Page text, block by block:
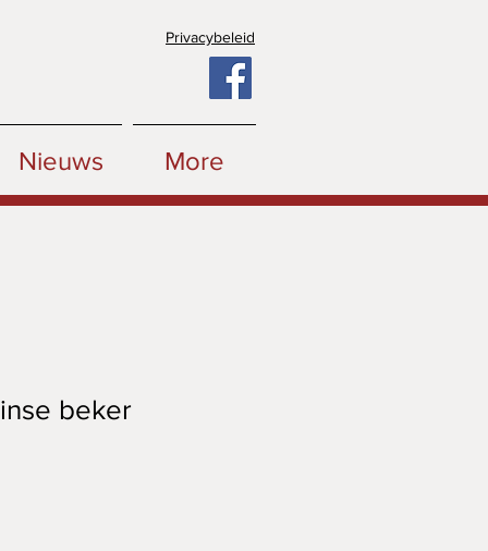
Nieuws More
Privacybeleid
beker